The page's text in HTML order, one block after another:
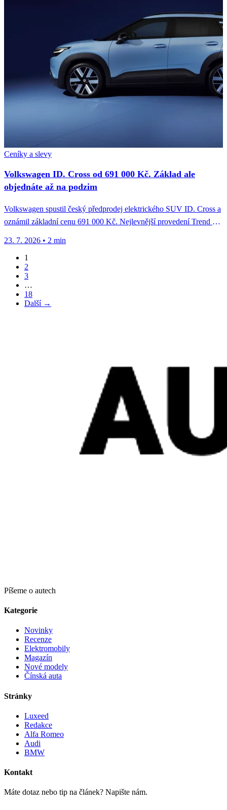
Ceníky a slevy
Volkswagen ID. Cross od 691 000 Kč. Základ ale
objednáte až na podzim
Volkswagen spustil český předprodej elektrického SUV ID. Cross a
oznámil základní cenu 691 000 Kč. Nejlevnější provedení Trend s
23. 7. 2026 • 2 min
1
2
3
…
18
Další →
Píšeme o autech
Kategorie
Novinky
Recenze
Elektromobily
Magazín
Nové modely
Čínská auta
Stránky
Luxeed
Redakce
Alfa Romeo
Audi
BMW
Kontakt
Máte dotaz nebo tip na článek? Napište nám.